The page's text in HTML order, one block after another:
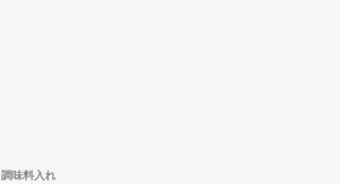
調味料入れ